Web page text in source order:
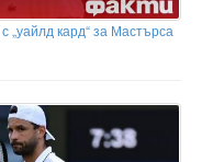
„уайлд кард“ за Мастърса